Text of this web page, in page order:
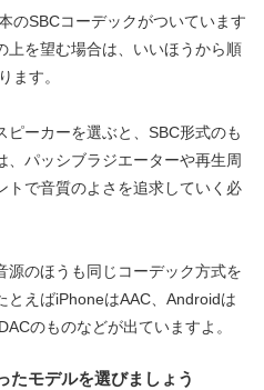
のSBCコーデックがついています
上を望む場合は、いいほうから順
ます。
ーカーを選ぶと、SBC形式のも
パッシブラジエーターや再生周
トで音質のよさを追求していく必
源のほうも同じコーデック方式を
とえばiPhoneはAAC、Androidは
のものなどが出ていますよ。
たモデルを選びましょう